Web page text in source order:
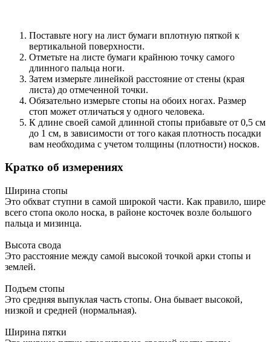
Поставьте ногу на лист бумаги вплотную пяткой к
вертикальной поверхности.
Отметьте на листе бумаги крайнюю точку самого
длинного пальца ноги.
Затем измерьте линейкой расстояние от стены (края
листа) до отмеченной точки.
Обязательно измерьте стопы на обоих ногах. Размер
стоп может отличаться у одного человека.
К длине своей самой длинной стопы прибавьте от 0,5 см
до 1 см, в зависимости от того какая плотность посадки
вам необходима с учетом толщины (плотности) носков.
Кратко об измерениях
Ширина стопы
Это обхват ступни в самой широкой части. Как правило, шире
всего стопа около носка, в районе косточек возле большого
пальца и мизинца.
Высота свода
Это расстояние между самой высокой точкой арки стопы и
землей.
Подъем стопы
Это средняя выпуклая часть стопы. Она бывает высокой,
низкой и средней (нормальная).
Ширина пятки